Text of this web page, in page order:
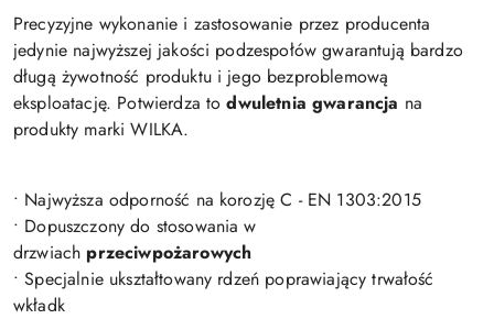
Precyzyjne wykonanie i zastosowanie przez producenta
jedynie najwyższej jakości podzespołów gwarantują bardzo
długą żywotność produktu i jego bezproblemową
eksploatację. Potwierdza todwuletnia gwarancja na
produkty marki WILKA.
• Najwyższa odporność na korozję C - EN 1303:2015
• Dopuszczony do stosowania w
drzwiach przeciwpożarowych
• Specjalnie ukształtowany rdzeń poprawiający trwałość
wkładk